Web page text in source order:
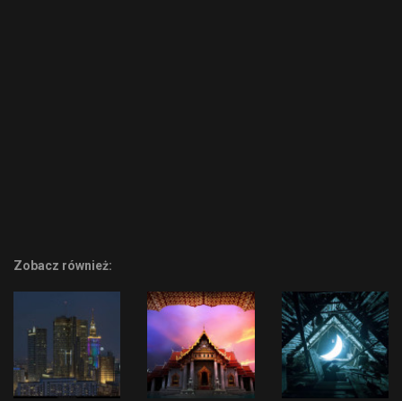
Zobacz również: